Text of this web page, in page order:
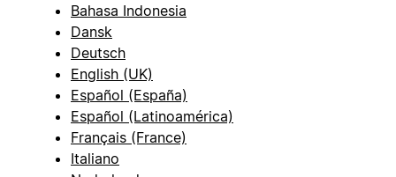
Bahasa Indonesia
Dansk
Deutsch
English (UK)
Español (España)
Español (Latinoamérica)
Français (France)
Italiano